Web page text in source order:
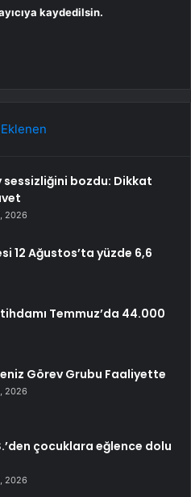
kaydedilsin.
sessizliğini bozdu: Dikkat
2026
12 Ağustos’ta yüzde 6,6
Temmuz’da 44.000
Görev Grubu Faaliyette
2026
çocuklara eğlence dolu
2026